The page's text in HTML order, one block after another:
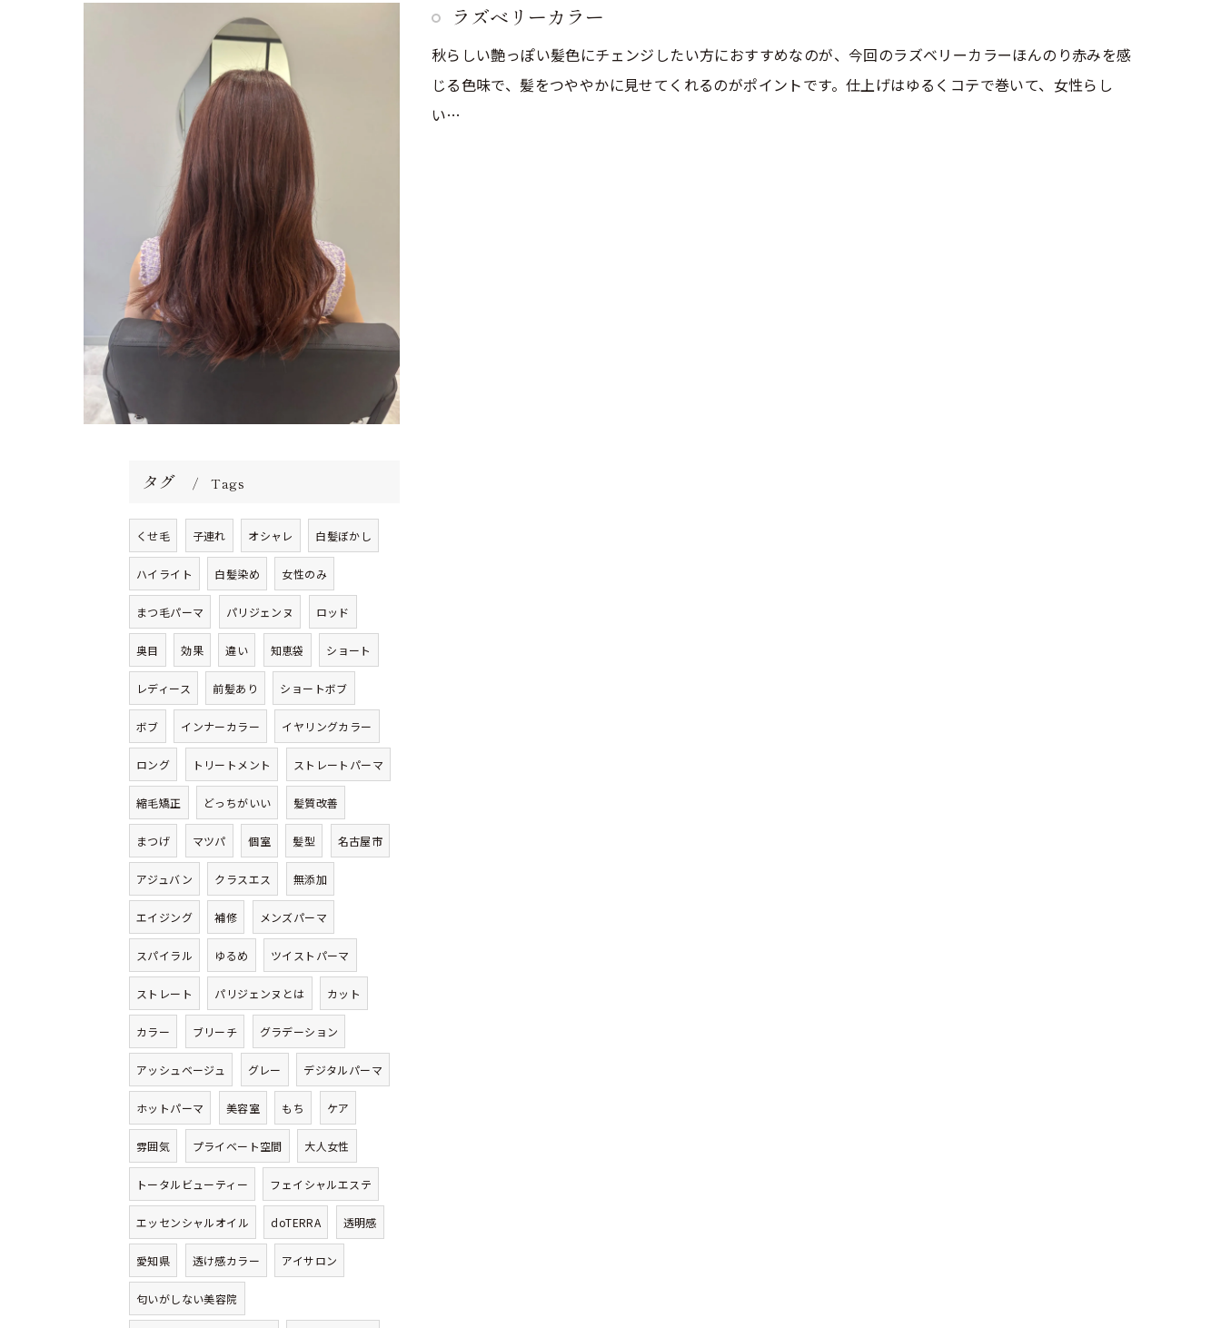
ラズベリーカラー
秋らしい艶っぽい髪色にチェンジしたい方におすすめなのが、今回のラズベリーカラーほんのり赤みを感
じる色味で、髪をつややかに見せてくれるのがポイントです。仕上げはゆるくコテで巻いて、女性らし
い…
タグ Tags
くせ毛 子連れ オシャレ 白髪ぼかし
ハイライト 白髪染め 女性のみ
まつ毛パーマ パリジェンヌ ロッド
奥目 効果 違い 知恵袋 ショート
レディース 前髪あり ショートボブ
ボブ インナーカラー イヤリングカラー
ロング トリートメント ストレートパーマ
縮毛矯正 どっちがいい 髪質改善
まつげ マツパ 個室 髪型 名古屋市
アジュバン クラスエス 無添加
エイジング 補修 メンズパーマ
スパイラル ゆるめ ツイストパーマ
ストレート パリジェンヌとは カット
カラー ブリーチ グラデーション
アッシュベージュ グレー デジタルパーマ
ホットパーマ 美容室 もち ケア
雰囲気 プライベート空間 大人女性
トータルビューティー フェイシャルエステ
エッセンシャルオイル doTERRA 透明感
愛知県 透け感カラー アイサロン
匂いがしない美容院